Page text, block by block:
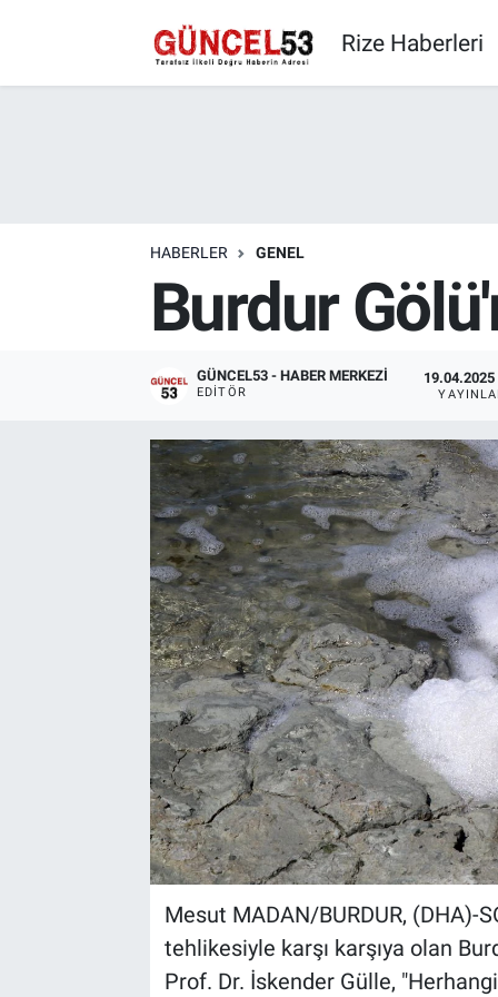
Rize Haberleri
HABERLER GENEL
Burdur
GÜNCEL53 - HABER MERKEZI
EDITÖR
Mesut MADAN/BURDUR, (DHA)-
tehlikesiyle karşı karşıya olan
Prof. Dr. İskender Gülle,